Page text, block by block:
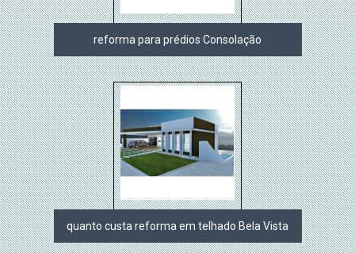
reforma para prédios Consolação
quanto custa reforma em telhado Bela Vista